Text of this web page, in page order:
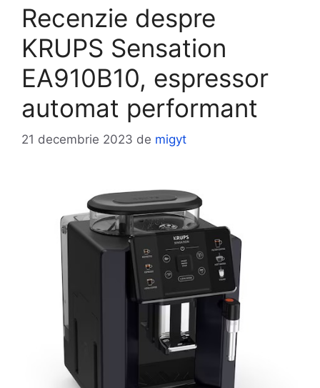
Recenzie despre
KRUPS Sensation
EA910B10, espressor
automat performant
21 decembrie 2023 de migyt